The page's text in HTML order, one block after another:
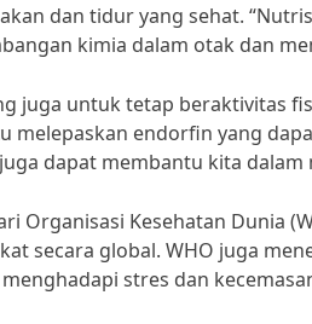
dan tidur yang sehat.
kimia dalam otak dan
juga untuk tetap beraktivitas
melepaskan endorfin yang
dapat membantu kita dalam
Organisasi Kesehatan Dunia
secara global. WHO juga
stres dan